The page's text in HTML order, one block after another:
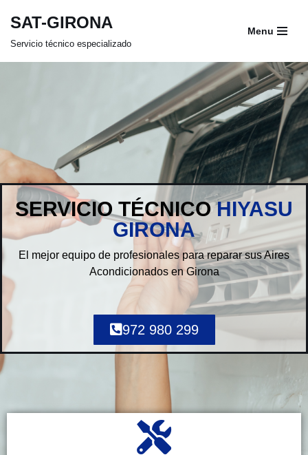
SAT-GIRONA
Servicio técnico especializado
Menu
SERVICIO TÉCNICO HIYASU
GIRONA
El mejor equipo de profesionales para reparar sus Aires
Acondicionados en Girona
972 980 299